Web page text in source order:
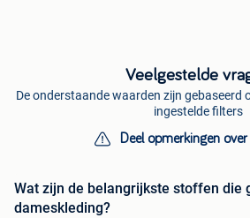
Veelgestelde
De onderstaande waarden zijn gebaseerd
ingestelde filters
Deel opmerkingen over
Wat zijn de belangrijkste stoffen die
dameskleding?